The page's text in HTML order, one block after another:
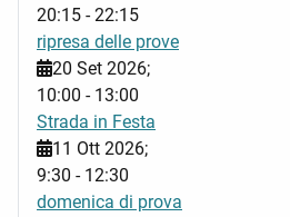
20:15 -22:15
ripresa delle prove
20 Set 2026;
10:00 - 13:00
Strada in Festa
11 Ott 2026;
9:30 - 12:30
domenica di prova